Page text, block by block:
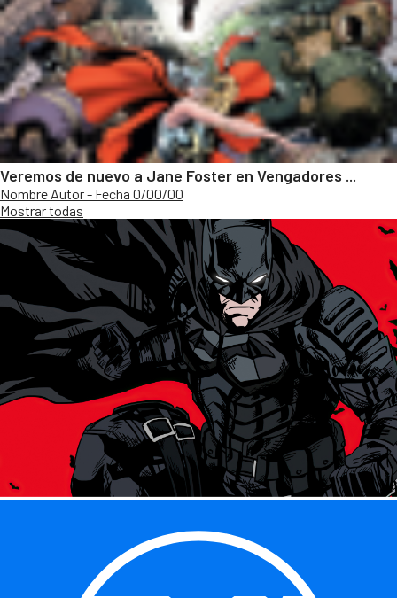
Veremos de nuevo a Jane Foster en Vengadores ...
Nombre Autor - Fecha 0/00/00
Mostrar todas